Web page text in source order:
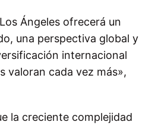
Ángeles ofrecerá un
una perspectiva global y
internacional
valoran cada vez más»,
la creciente complejidad